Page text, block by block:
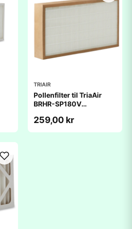
TRIAIR
Pollenfilter til TriaAir
BRHR-SP180V
259,00 kr